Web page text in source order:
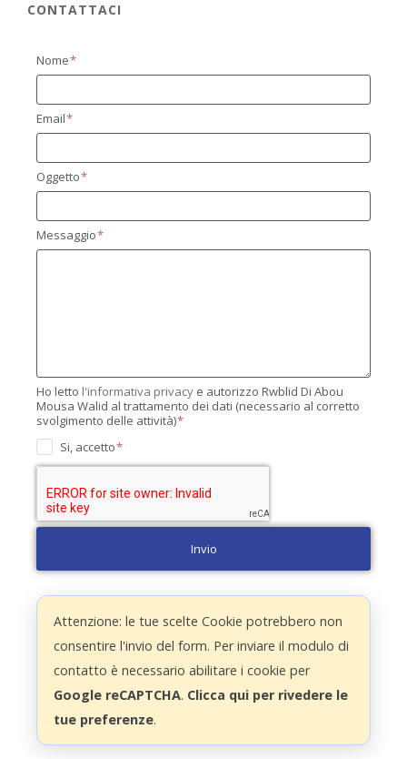
CONTATTACI
Nome
Email
Oggetto
Messaggio
Ho letto l'informativa privacy e autorizzo Rwblid Di Abou
Mousa Walid al trattamento dei dati (necessario al corretto
svolgimento delle attività)
Si, accetto
Invio
Attenzione: le tue scelte Cookie potrebbero non
consentire l'invio del form. Per inviare il modulo di
contatto è necessario abilitare i cookie per
Google reCAPTCHA. Clicca qui per rivedere le
tue preferenze.